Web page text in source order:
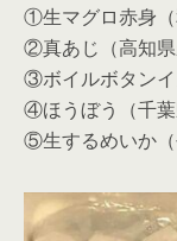
①生マグロ赤身
②真あじ（高知
③ボイルボタンイ
④ほうぼう（千
⑤生するめいか（